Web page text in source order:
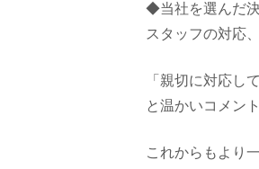
◆当社を選んだ
スタッフの対応
「親切に対応し
と温かいコメン
これからもより